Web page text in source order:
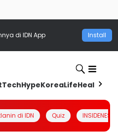
di IDN App Install
TechHypeKoreaLifeHealth
di IDN Quiz INSIDENESIA